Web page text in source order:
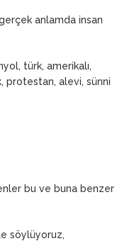
anlamda insan
türk, amerikalı,
protestan, alevi, sünni
bu ve buna benzer
söylüyoruz,